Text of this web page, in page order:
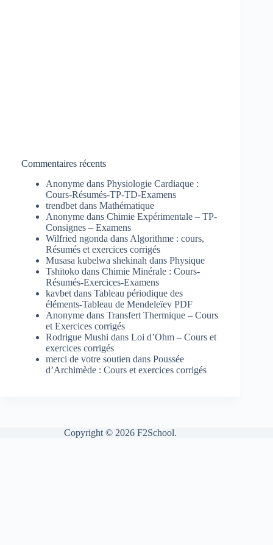
Commentaires récents
Anonyme dans Physiologie Cardiaque :
Cours-Résumés-TP-TD-Examens
trendbet dans Mathématique
Anonyme dans Chimie Expérimentale – TP-
Consignes – Examens
Wilfried ngonda dans Algorithme : cours,
Résumés et exercices corrigés
Musasa kubelwa shekinah dans Physique
Tshitoko dans Chimie Minérale : Cours-
Résumés-Exercices-Examens
kavbet dans Tableau périodique des
éléments-Tableau de Mendeleïev PDF
Anonyme dans Transfert Thermique – Cours
et Exercices corrigés
Rodrigue Mushi dans Loi d’Ohm – Cours et
exercices corrigés
merci de votre soutien dans Poussée
d’Archimède : Cours et exercices corrigés
Copyright © 2026 F2School.